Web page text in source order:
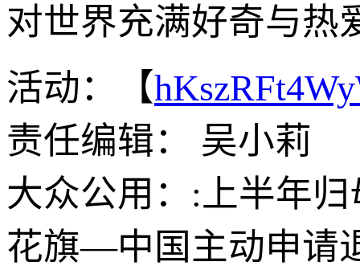
对世界充满好奇与热
活动：【
责任编辑： 吴小莉
大众公用：:上半年归
花旗—中国主动申请